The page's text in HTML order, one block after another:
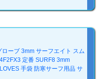
ローブ 3mm サーフエイト スム
定番 SURF8 3mm
手袋 防寒サーフ用品 サ